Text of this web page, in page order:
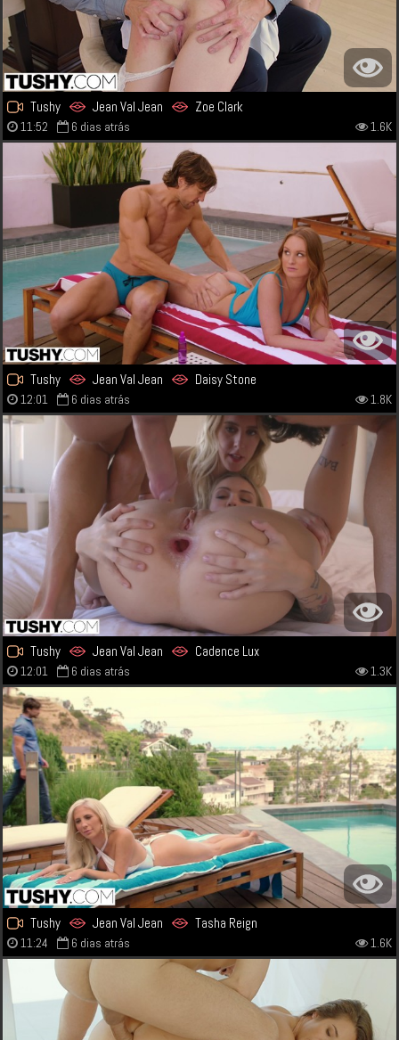
Tushy Jean Val Jean Zoe Clark
11:52 6 dias atrás 1.6K
Tushy Jean Val Jean Daisy Stone
12:01 6 dias atrás 1.8K
Tushy Jean Val Jean Cadence Lux
12:01 6 dias atrás 1.3K
Tushy Jean Val Jean Tasha Reign
11:24 6 dias atrás 1.6K